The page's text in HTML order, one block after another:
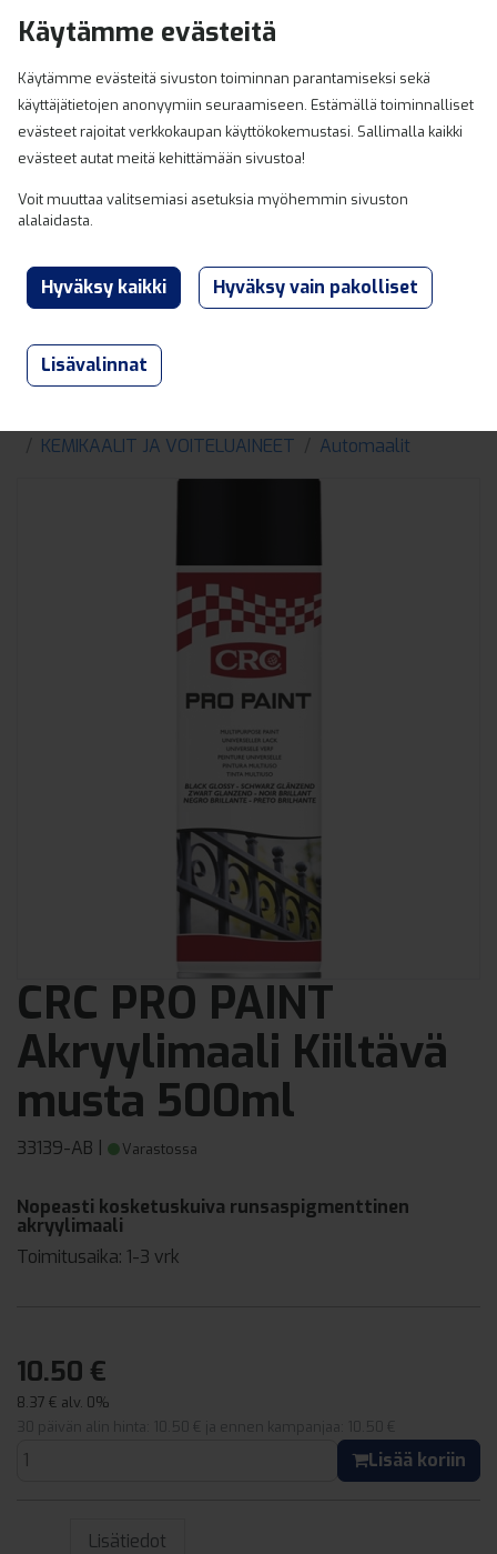
Käytämme evästeitä
Käytämme evästeitä sivuston toiminnan parantamiseksi sekä
käyttäjätietojen anonyymiin seuraamiseen. Estämällä toiminnalliset
evästeet rajoitat verkkokaupan käyttökokemustasi. Sallimalla kaikki
evästeet autat meitä kehittämään sivustoa!
Voit muuttaa valitsemiasi asetuksia myöhemmin sivuston
alalaidasta.
Lisävalinnat
KEMIKAALIT JA VOITELUAINEET
Automaalit
CRC PRO PAINT
Akryylimaali Kiiltävä
musta 500ml
33139-AB Varastossa
Nopeasti kosketuskuiva runsaspigmenttinen
akryylimaali
Toimitusaika: 1-3 vrk
10.50 €
8.37 € alv. 0%
30 päivän alin hinta: 10.50 € ja ennen kampanjaa: 10.50 €
Lisää koriin
Lisätiedot